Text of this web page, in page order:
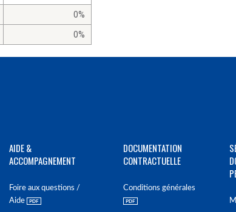
0%
0%
AIDE &
ACCOMPAGNEMENT
Foire aux questions /
Aide
DOCUMENTATION
CONTRACTUELLE
Conditions générales